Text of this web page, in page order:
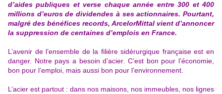
d’aides publiques et verse chaque année entre 300 et 400
millions d’euros de dividendes à ses actionnaires. Pourtant,
malgré des bénéfices records, ArcelorMittal vient d’annoncer
la suppression de centaines d’emplois en France.
L’avenir de l’ensemble de la filière sidérurgique française est en
danger. Notre pays a besoin d’acier. C’est bon pour l’économie,
bon pour l’emploi, mais aussi bon pour l’environnement.
L’acier est partout : dans nos maisons, nos immeubles, nos lignes